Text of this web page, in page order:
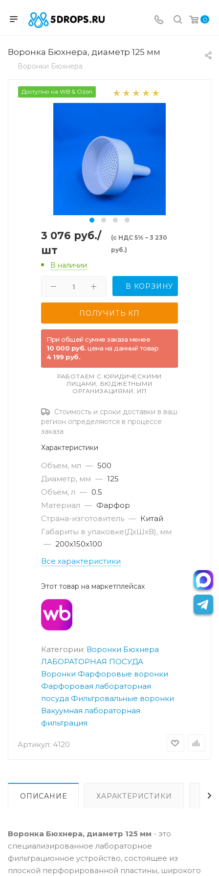
0
Воронка Бюхнера, диаметр 125 мм
Воронки Бюхнера
Доступно на WB & Ozon
Артикул: 4120
3 076 руб./
шт
(с НДС 5% – 3 230
руб.)
В наличии
В КОРЗИНУ
При общей сумме заказа менее
10 000 руб. цена на данный товар
4 199 руб.
РАБОТАЕМ С ЮРИДИЧЕСКИМИ
ЛИЦАМИ, БЮДЖЕТНЫМИ
ОРГАНИЗАЦИЯМИ, ИП
Стоимость и сроки доставки в ваш
регион определяются в процессе
заказа
Характеристики
Объем, мл — 500
Диаметр, мм — 125
Объем, л — 0.5
Материал — Фарфор
Страна-изготовитель — Китай
Габариты в упаковке(ДxШxВ), мм
— 200х150х100
Все характеристики
Этот товар на маркетплейсах
Категории: Воронки Бюхнера
ЛАБОРАТОРНАЯ ПОСУДА
Воронки Фарфоровые воронки
Фарфоровая лабораторная
посуда Фильтровальные воронки
Вакуумная лабораторная
фильтрация
ОПИСАНИЕ ХАРАКТЕРИСТИКИ
Воронка Бюхнера, диаметр 125 мм - это
специализированное лабораторное
фильтрационное устройство, состоящее из
плоской перфорированной пластины, широкого